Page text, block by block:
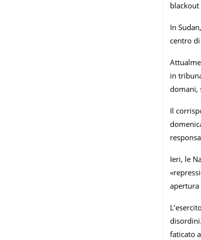
In
centro
in
domani,
Il
Ieri, le
faticato